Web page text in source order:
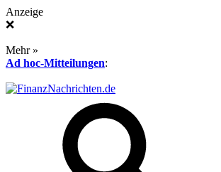
Anzeige
❌
Mehr »
Ad hoc-Mitteilungen: